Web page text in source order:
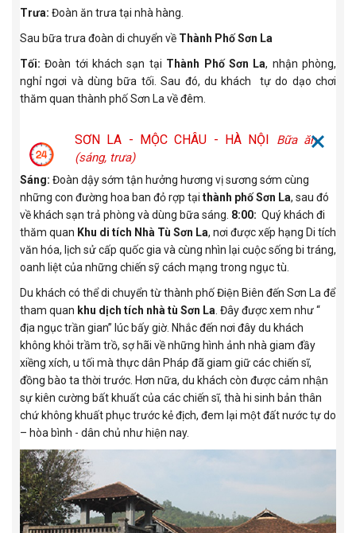
Trưa: Đoàn ăn trưa tại nhà hàng.
Sau bữa trưa đoàn di chuyển về Thành Phố Sơn La
Tối:Đoàn tới khách sạn tại Thành Phố Sơn La, nhận phòng,
nghỉ ngơi và dùng bữa tối. Sau đó, du khách tự do dạo chơi
thăm quan thành phố Sơn La về đêm.
SƠN LA - MỘC CHÂU - HÀ NỘI
Bữa ăn
(sáng, trưa)
Sáng: Đoàn dậy sớm tận hưởng hương vị sương sớm cùng
những con đường hoa ban đỏ rợp tại thành phố Sơn La, sau đó
về khách sạn trả phòng và dùng bữa sáng. 8:00: Quý khách đi
thăm quan Khu di tích Nhà Tù Sơn La, nơi được xếp hạng Di tích
văn hóa, lịch sử cấp quốc gia và cùng nhìn lại cuộc sống bi tráng,
oanh liệt của những chiến sỹ cách mạng trong ngục tù.
Du khách có thể di chuyển từ thành phố Điện Biên đến Sơn La để
tham quan khu dịch tích nhà tù Sơn La. Đây được xem như “
địa ngục trần gian” lúc bấy giờ. Nhắc đến nơi đây du khách
không khỏi trầm trồ, sợ hãi về những hình ảnh nhà giam đầy
xiềng xích, u tối mà thực dân Pháp đã giam giữ các chiến sĩ,
đồng bào ta thời trước. Hơn nữa, du khách còn được cảm nhận
sự kiên cường bất khuất của các chiến sĩ, thà hi sinh bản thân
chứ không khuất phục trước kẻ địch, đem lại một đất nước tự do
– hòa bình - dân chủ như hiện nay.